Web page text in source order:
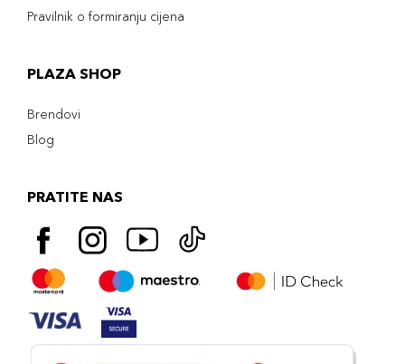
Pravilnik o formiranju cijena
PLAZA SHOP
Brendovi
Blog
PRATITE NAS